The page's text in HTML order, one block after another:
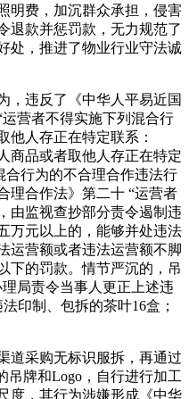
明费，加沉群众承担，侵害
退款并惩罚款，无力规范了
处，推进了物业行业守法诚
违反了《中华人平易近国
营者不得实施下列混合行
他人存正在特定联系：
商品或者取他人存正在特定
合行为的不合理合作违法行
理合作法》第二十 “运营者
由监视查抄部分责令遏制违
万元以上的，能够并处违法
运营额或者违法运营额不脚
下的罚款。情节严沉的，吊
局责令当事人更正上述违
印制、包拆的茶叶16盒；
采购无标识服拆，再通过
吊牌和Logo，自行进行加工
度，其行为涉嫌形成《中华